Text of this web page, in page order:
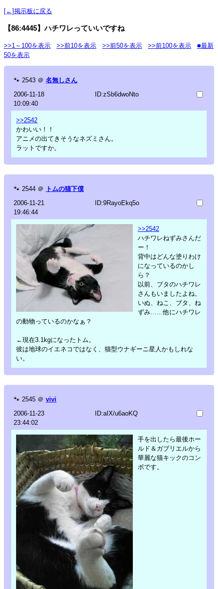
[←]掲示板に戻る
【86:4445】ハチワレっていいですね
>>1～100を表示 >>前10を表示 >>前50を表示 >>前100を表示
■最新
50を表示
🐾 2543 ＠ 名無しさん
2006-11-18
10:09:40
ID:zSb6dwoNto
>>2542
かわいい！！
アニメの出てきそうなネズミさん。
ラットですか。
🐾 2544 ＠ トムの猫下僕
2006-11-21
19:46:44
ID:9RayoEkq5o
>>2542
ハチワレねずみさんだ
ー！
背中はどんな塗りわけ
になっているのかし
ら？
以前、ブタのハチワレ
さんもいましたよね。
いぬ、ねこ、ブタ、ね
ずみ……他にハチワレ
の動物っているのかなぁ？
←現在3.1kgになったトム。
彼は地球のイエネコではなく、猫型ウナギーニ星人かもしれな
い。
🐾 2545 ＠ vivi
2006-11-23
23:44:02
ID:aIX/u6aoKQ
手を出したら最後ホー
ルド＆ガブリエルから
華麗な猫キックのコン
ボです。